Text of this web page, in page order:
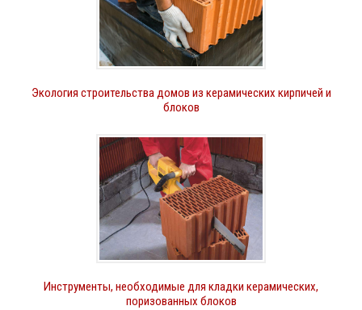
Экология строительства домов из керамических кирпичей и
блоков
Инструменты, необходимые для кладки керамических,
поризованных блоков